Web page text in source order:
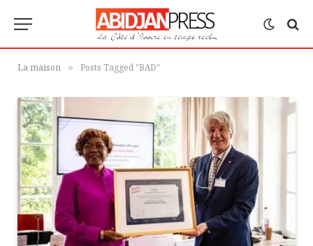
La maison » Posts Tagged "BAD"